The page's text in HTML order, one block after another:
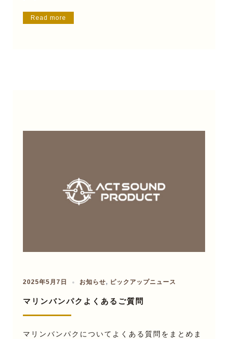
Read more
2025年5月7日 お知らせ, ピックアップニュース
マリンバンパクよくあるご質問
マリンバンパクについてよくある質問をまとめま